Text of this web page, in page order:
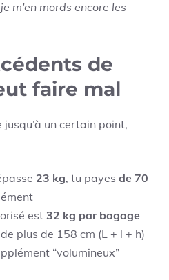
m’en mords encore les
de
faire mal
un certain point,
23 kg, tu payes de 70
est 32 kg par bagage
plus de 158 cm (L + l + h)
“volumineux”